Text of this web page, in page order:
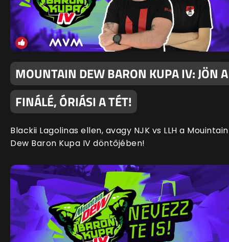
MOUNTAIN DEW BARON KUPA IV: JÖN A
FINÁLÉ, ÓRIÁSI A TÉT!
Blackii Lagolinas ellen, avagy NJK vs LLH a Mouintain
Dew Baron Kupa IV döntőjében!